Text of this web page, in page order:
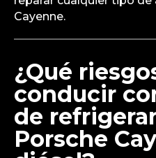
radiador pueden incluir
temperatura del motor,
de refrigerante debajo
puede haber un olor
del motor. En nuestro
Porsche No Oficial,
reparar cualquier tipo de
Cayenne.